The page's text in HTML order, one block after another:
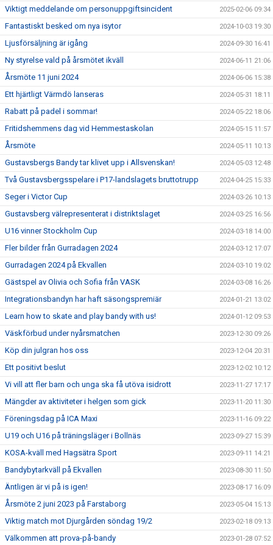
Viktigt meddelande om personuppgiftsincident 2025-02-06 09:34
Fantastiskt besked om nya isytor 2024-10-03 19:30
Ljusförsäljning är igång 2024-09-30 16:41
Ny styrelse vald på årsmötet ikväll 2024-06-11 21:06
Årsmöte 11 juni 2024 2024-06-06 15:38
Ett hjärtligt Värmdö lanseras 2024-05-31 18:11
Rabatt på padel i sommar! 2024-05-22 18:06
Fritidshemmens dag vid Hemmestaskolan 2024-05-15 11:57
Årsmöte 2024-05-11 10:13
Gustavsbergs Bandy tar klivet upp i Allsvenskan! 2024-05-03 12:48
Två Gustavsbergsspelare i P17-landslagets bruttotrupp 2024-04-25 15:33
Seger i Victor Cup 2024-03-26 10:13
Gustavsberg välrepresenterat i distriktslaget 2024-03-25 16:56
U16 vinner Stockholm Cup 2024-03-18 14:00
Fler bilder från Gurradagen 2024 2024-03-12 17:07
Gurradagen 2024 på Ekvallen 2024-03-10 19:02
Gästspel av Olivia och Sofia från VASK 2024-03-08 16:26
Integrationsbandyn har haft säsongspremiär 2024-01-21 13:02
Learn how to skate and play bandy with us! 2024-01-12 09:53
Väskförbud under nyårsmatchen 2023-12-30 09:26
Köp din julgran hos oss 2023-12-04 20:31
Ett positivt beslut 2023-12-02 10:12
Vi vill att fler barn och unga ska få utöva isidrott 2023-11-27 17:17
Mängder av aktiviteter i helgen som gick 2023-11-20 11:30
Föreningsdag på ICA Maxi 2023-11-16 09:22
U19 och U16 på träningsläger i Bollnäs 2023-09-27 15:39
KOSA-kväll med Hagsätra Sport 2023-09-11 14:21
Bandybytarkväll på Ekvallen 2023-08-30 11:50
Äntligen är vi på is igen! 2023-08-17 16:09
Årsmöte 2 juni 2023 på Farstaborg 2023-05-04 15:13
Viktig match mot Djurgården söndag 19/2 2023-02-18 09:13
Välkommen att prova-på-bandy 2023-01-28 07:52